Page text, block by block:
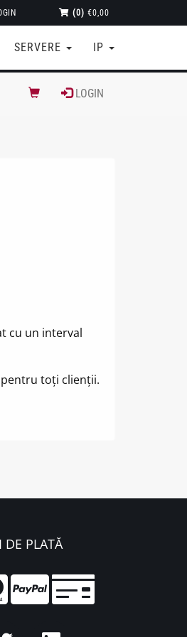
(0) €0,00
SERVERE IP
LOGIN
cu un interval
toți clienții.
DE PLATĂ